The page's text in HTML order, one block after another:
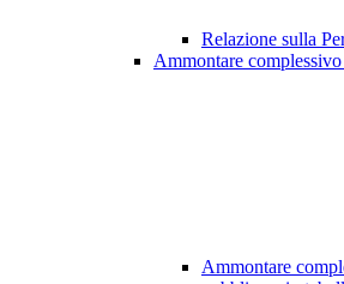
Relazione sulla
Ammontare
Ammontare